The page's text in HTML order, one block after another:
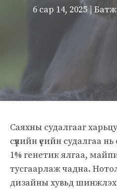
6 сар 14, 2025 |
Саяхны судалгааг
сүүлийн үеийн судалгаа
1% генетик ялгаа,
тусгаарлаж чадна.
дизайны хувьд шинжлэх